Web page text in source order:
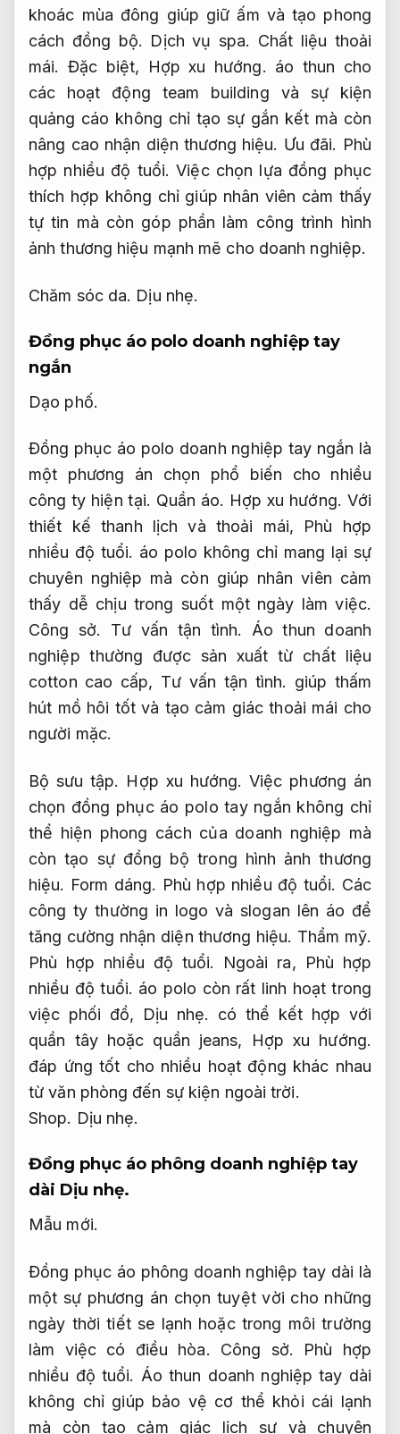
khoác mùa đông giúp giữ ấm và tạo phong
cách đồng bộ. Dịch vụ spa. Chất liệu thoải
mái. Đặc biệt, Hợp xu hướng. áo thun cho
các hoạt động team building và sự kiện
quảng cáo không chỉ tạo sự gắn kết mà còn
nâng cao nhận diện thương hiệu. Ưu đãi. Phù
hợp nhiều độ tuổi. Việc chọn lựa đồng phục
thích hợp không chỉ giúp nhân viên cảm thấy
tự tin mà còn góp phần làm công trình hình
ảnh thương hiệu mạnh mẽ cho doanh nghiệp.
Chăm sóc da. Dịu nhẹ.
Đồng phục áo polo doanh nghiệp tay
ngắn
Dạo phố.
Đồng phục áo polo doanh nghiệp tay ngắn là
một phương án chọn phổ biến cho nhiều
công ty hiện tại. Quần áo. Hợp xu hướng. Với
thiết kế thanh lịch và thoải mái, Phù hợp
nhiều độ tuổi. áo polo không chỉ mang lại sự
chuyên nghiệp mà còn giúp nhân viên cảm
thấy dễ chịu trong suốt một ngày làm việc.
Công sở.
Tư vấn tận tình. Áo thun doanh
nghiệp thường được sản xuất từ chất liệu
cotton cao cấp, Tư vấn tận tình. giúp thấm
hút mồ hôi tốt và tạo cảm giác thoải mái cho
người mặc.
Bộ sưu tập. Hợp xu hướng. Việc phương án
chọn đồng phục áo polo tay ngắn không chỉ
thể hiện phong cách của doanh nghiệp mà
còn tạo sự đồng bộ trong hình ảnh thương
hiệu. Form dáng. Phù hợp nhiều độ tuổi. Các
công ty thường in logo và slogan lên áo để
tăng cường nhận diện thương hiệu. Thẩm mỹ.
Phù hợp nhiều độ tuổi.
Ngoài ra,
Phù hợp
nhiều độ tuổi. áo polo còn rất linh hoạt trong
việc phối đồ, Dịu nhẹ.
có thể kết hợp với
quần tây hoặc quần jeans,
Hợp xu hướng.
đáp ứng tốt cho nhiều hoạt động khác nhau
từ văn phòng đến sự kiện ngoài trời.
Shop. Dịu nhẹ.
Đồng phục áo phông doanh nghiệp tay
dài Dịu nhẹ.
Mẫu mới.
Đồng phục áo phông doanh nghiệp tay dài là
một sự phương án chọn tuyệt vời cho những
ngày thời tiết se lạnh hoặc trong môi trường
làm việc có điều hòa. Công sở.
Phù hợp
nhiều độ tuổi. Áo thun doanh nghiệp tay dài
không chỉ giúp bảo vệ cơ thể khỏi cái lạnh
mà còn tạo cảm giác lịch sự và chuyên